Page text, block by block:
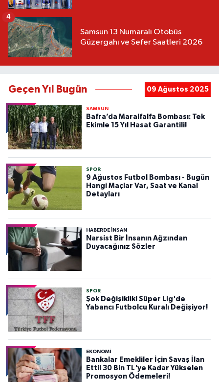
Samsun 13 Numaralı Otobüs
Güzergahı ve Sefer Saatleri 2026
4
Geçen Yıl Bugün 09 Ağustos 2025
SAMSUN
Bafra’da Maralfalfa Bombası: Tek
Ekimle 15 Yıl Hasat Garantili!
SPOR
9 Ağustos Futbol Bombası - Bugün
Hangi Maçlar Var, Saat ve Kanal
Detayları
HABERDE INSAN
Narsist Bir İnsanın Ağzından
Duyacağınız Sözler
SPOR
Şok Değişiklik! Süper Lig'de
Yabancı Futbolcu Kuralı Değişiyor!
EKONOMİ
Bankalar Emekliler İçin Savaş İlan
Etti! 30 Bin TL'ye Kadar Yükselen
Promosyon Ödemeleri!